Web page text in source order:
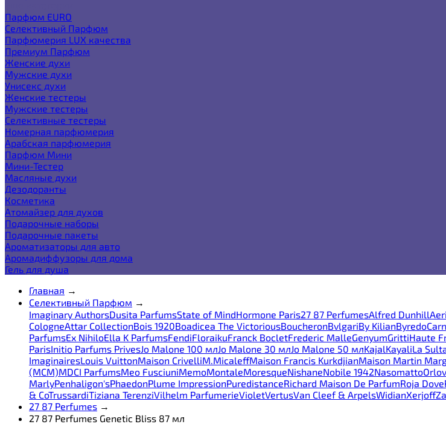
Парфюм EURO
Селективный Парфюм
Парфюмерия LUX качества
Премиум Парфюм
Женские духи
Мужские духи
Унисекс духи
Женские тестеры
Мужские тестеры
Селективные тестеры
Номерная парфюмерия
Арабская парфюмерия
Парфюм Мини
Мини-Тестер
Масляные духи
Дезодоранты
Косметика
Атомайзер для духов
Подарочные наборы
Подарочные пакеты
Ароматизаторы для авто
Аромадиффузоры для дома
Гель для душа
Главная →
Селективный Парфюм →
Imaginary AuthorsDusita ParfumsState of MindHormone Paris27 87 PerfumesAlfred Dunhill
CologneAttar CollectionBois 1920Boadicea The VictoriousBoucheronBvlgariBy KilianByredo
ParfumsEx NihiloElla K ParfumsFendiFloraikuFranck BocletFrederic MalleGenyumGrittiHaute
ParisInitio Parfums PrivesJo Malone 100 млJo Malone 30 млJo Malone 50 млKajalKayaliLa
ImaginairesLouis VuittonMaison CrivelliM.MicaleffMaison Francis KurkdjianMaison Martin
(MCM)MDCI ParfumsMeo FusciuniMemoMontaleMoresqueNishaneNobile 1942Nasomatto
MarlyPenhaligon'sPhaedonPlume ImpressionPuredistanceRichard Maison De ParfumRoja Dove
& CoTrussardiTiziana TerenziVilhelm ParfumerieVioletVertusVan Cleef & ArpelsWidianXerjoff
27 87 Perfumes →
27 87 Perfumes Genetic Bliss 87 мл